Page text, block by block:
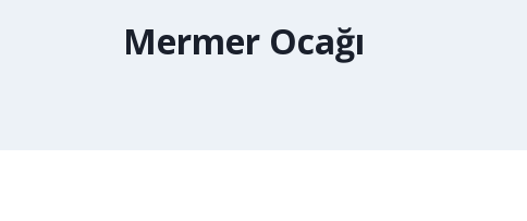
Mermer Ocağı